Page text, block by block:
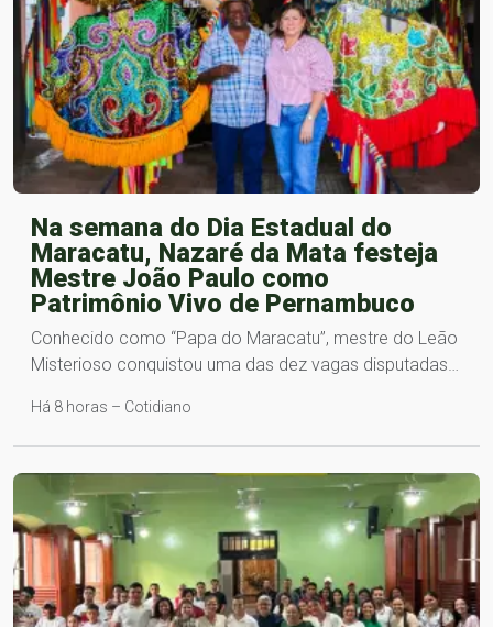
Na semana do Dia Estadual do
Maracatu, Nazaré da Mata festeja
Mestre João Paulo como
Patrimônio Vivo de Pernambuco
Conhecido como “Papa do Maracatu”, mestre do Leão
Misterioso conquistou uma das dez vagas disputadas…
Há 8 horas – Cotidiano